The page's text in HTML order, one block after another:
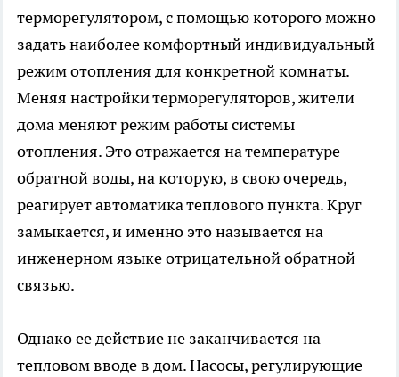
терморегулятором, с помощью которого можно
задать наиболее комфортный индивидуальный
режим отопления для конкретной комнаты.
Меняя настройки терморегуляторов, жители
дома меняют режим работы системы
отопления. Это отражается на температуре
обратной воды, на которую, в свою очередь,
реагирует автоматика теплового пункта. Круг
замыкается, и именно это называется на
инженерном языке отрицательной обратной
связью.
Однако ее действие не заканчивается на
тепловом вводе в дом. Насосы, регулирующие